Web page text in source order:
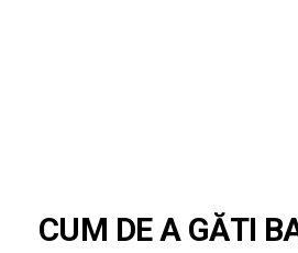
CUM DE A GĂTI